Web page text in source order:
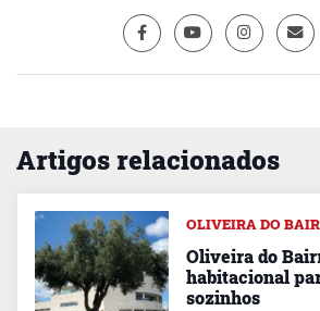
Artigos relacionados
OLIVEIRA DO
Oliveira do
habitacional
sozinhos